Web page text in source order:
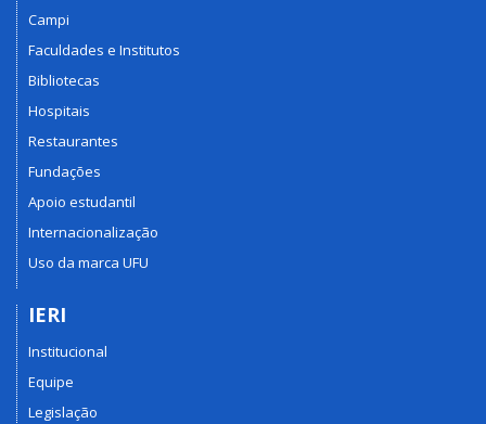
Campi
Faculdades e Institutos
Bibliotecas
Hospitais
Restaurantes
Fundações
Apoio estudantil
Internacionalização
Uso da marca UFU
IERI
Institucional
Equipe
Legislação